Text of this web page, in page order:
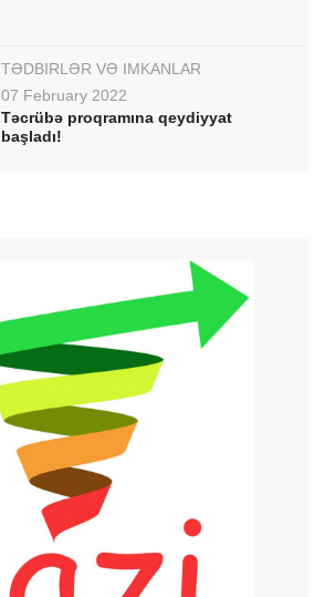
TƏDBİRLƏR VƏ İMKANLAR
07 February 2022
Təcrübə proqramına qeydiyyat
başladı!